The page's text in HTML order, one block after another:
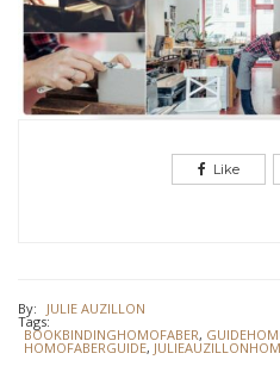
Like
By: JULIE AUZILLON
Tags:
BOOKBINDINGHOMOFABER,
HOMOFABERGUIDE,